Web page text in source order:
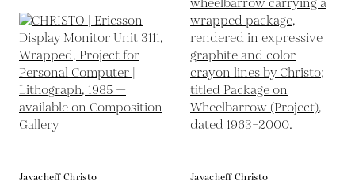
Javacheff Christo
Javacheff Christo